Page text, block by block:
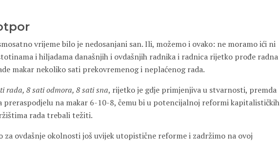
vrijeme bilo je nedosanjani san. Ili, možemo i ovako: ne moramo ići ni
i hiljadama današnjih i ovdašnjih radnika i radnica rijetko prođe radna
makar nekoliko sati prekovremenog i neplaćenog rada.
rada, 8 sati odmora, 8 sati sna, rijetko je gdje primjenjiva u stvarnosti, premda
preraspodjelu na makar 6-10-8, čemu bi u potencijalnoj reformi kapitalističkih
rada trebali težiti.
za ovdašnje okolnosti još uvijek utopistične reforme i zadržimo na ovoj